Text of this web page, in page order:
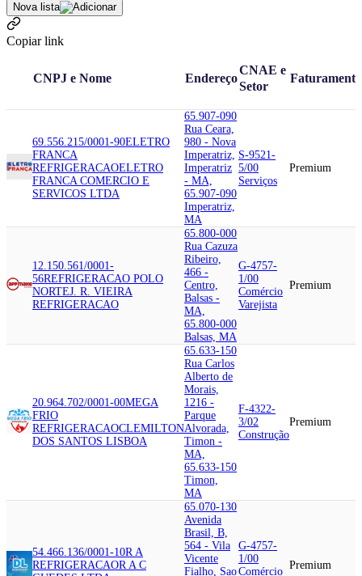
Nova lista
Copiar link
CNPJ e Nome Endereço
CNAE e
Setor
Faturamento
69.556.215/0001-90ELETRO
FRANCA
REFRIGERACAOELETRO
FRANCA COMERCIO E
SERVICOS LTDA
65.907-090
Rua Ceara,
980 - Nova
Imperatriz,
Imperatriz
- MA,
65.907-090
Imperatriz,
MA
S-9521-
5/00
Serviços
Premium
12.150.561/0001-
56REFRIGERACAO POLO
NORTEJ. R. VIEIRA
REFRIGERACAO
65.800-000
Rua Cazuza
Ribeiro,
466 -
Centro,
Balsas -
MA,
65.800-000
Balsas, MA
G-4757-
1/00
Comércio
Varejista
Premium
20.964.702/0001-00MEGA
FRIO
REFRIGERACAOCLEMILTON
DOS SANTOS LISBOA
65.633-150
Rua Carlos
Alberto de
Morais,
1216 -
Parque
Alvorada,
Timon -
MA,
65.633-150
Timon,
MA
F-4322-
3/02
Construção
Premium
54.466.136/0001-10R A
REFRIGERACAOR A C
65.070-130
Avenida
Brasil, B,
564 - Vila
Vicente
Fialho, Sao
G-4757-
1/00
Comércio
Premium